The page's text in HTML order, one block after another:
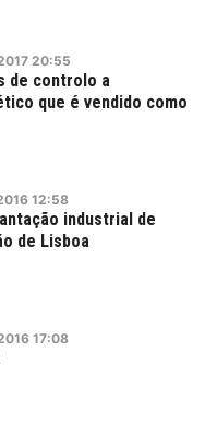
20:55
de controlo a
que é vendido como
12:58
industrial de
de Lisboa
17:08